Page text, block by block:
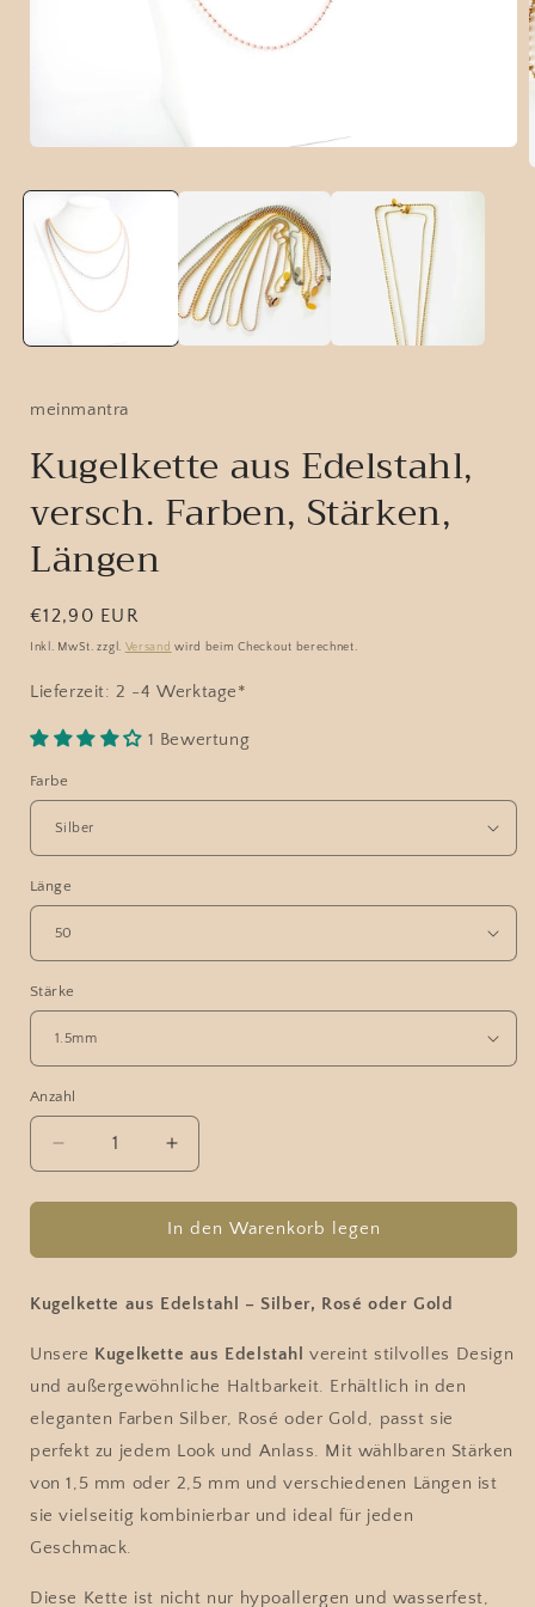
in
öffnen
meinmantra
Kugelkette aus Edelstahl,
versch. Farben, Stärken,
Längen
Normaler
Preis
€12,90 EUR
Inkl. MwSt. zzgl. Versand wird beim Checkout berechnet.
Lieferzeit: 2 -4 Werktage*
1 Bewertung
Farbe
Länge
Stärke
Anzahl
Verringere
die
Menge
Kugelkette
Edelstahl,
Farben,
Stärken,
Längen
Erhöhe
die
Menge
für
Kugelkette
Edelstahl,
Farben,
Stärken,
In den Warenkorb legen
Kugelkette aus Edelstahl – Silber, Rosé oder Gold
Unsere Kugelkette aus Edelstahl vereint stilvolles Design
und außergewöhnliche Haltbarkeit. Erhältlich in den
eleganten Farben Silber, Rosé oder Gold, passt sie
perfekt zu jedem Look und Anlass. Mit wählbaren Stärken
von 1,5 mm oder 2,5 mm und verschiedenen Längen ist
sie vielseitig kombinierbar und ideal für jeden
Geschmack.
Diese Kette ist nicht nur hypoallergen und wasserfest,